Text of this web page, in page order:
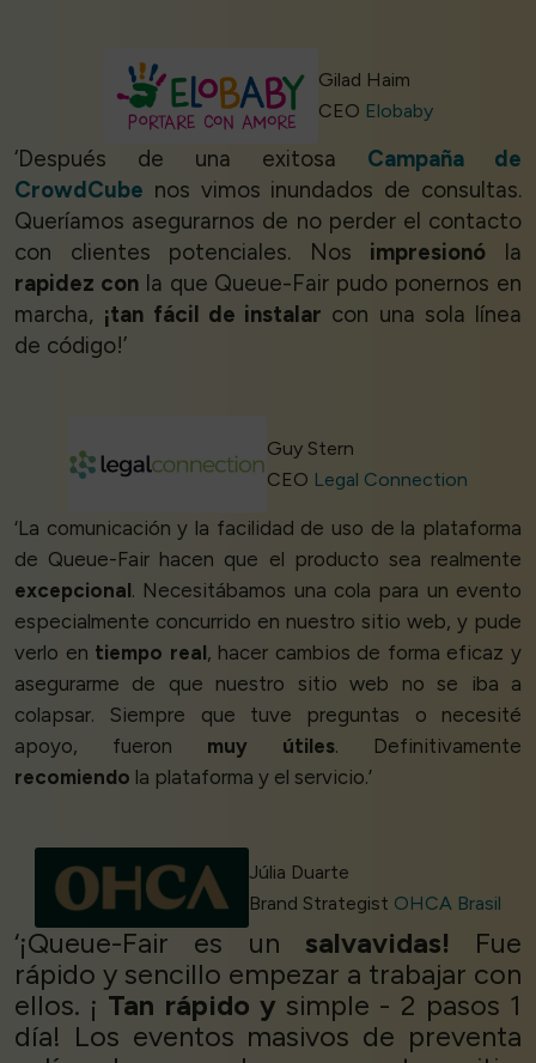
Gilad Haim
CEO Elobaby
‘Después de una exitosa Campaña de
CrowdCube nos vimos inundados de consultas.
Queríamos asegurarnos de no perder el contacto
con clientes potenciales. Nos impresionó la
rapidez conla que Queue-Fair pudo ponernos en
marcha, ¡tan fácil de instalar con una sola línea
de código!’
Guy Stern
CEO Legal Connection
‘La comunicación y la facilidad de uso de la plataforma
de Queue-Fair hacen que el producto sea realmente
excepcional. Necesitábamos una cola para un evento
especialmente concurrido en nuestro sitio web, y pude
verlo en tiempo real, hacer cambios de forma eficaz y
asegurarme de que nuestro sitio web no se iba a
colapsar. Siempre que tuve preguntas o necesité
apoyo, fueron muy útiles. Definitivamente
recomiendo la plataforma y el servicio.’
Júlia Duarte
Brand Strategist OHCA Brasil
‘¡Queue-Fair es un salvavidas! Fue
rápido y sencillo empezar a trabajar con
ellos. ¡ Tan rápido y simple - 2 pasos 1
día! Los eventos masivos de preventa